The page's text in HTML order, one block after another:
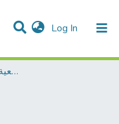
Log In (current)
Dissertations & Theses الرسائل الجامعية